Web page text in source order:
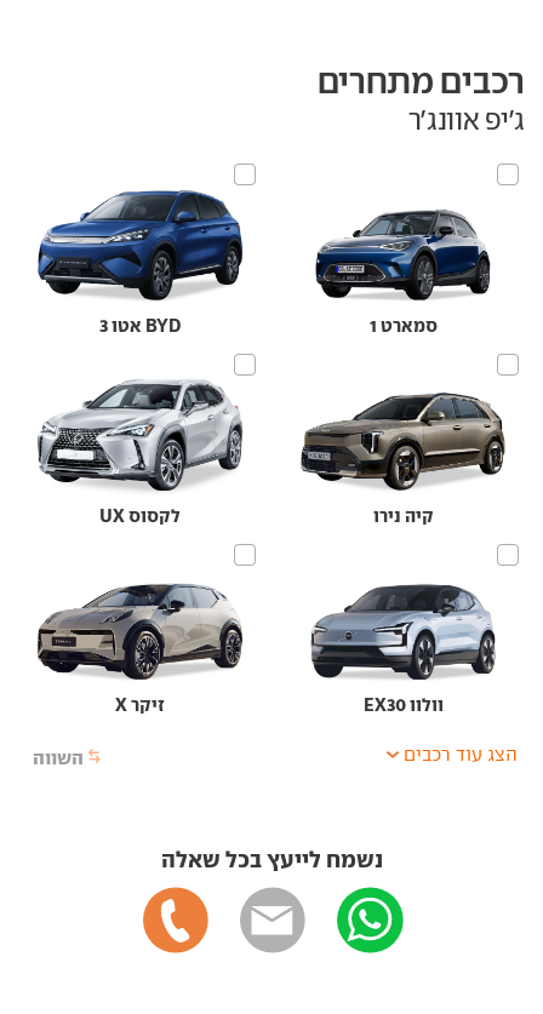
רכבים מתחרים
ג'יפ אוונג'ר
סמארט 1 BYD אטו 3
קיה נירו לקסוס UX
וולוו EX30 זיקר X
השווה הצג עוד רכבים
נשמח לייעץ בכל שאלה